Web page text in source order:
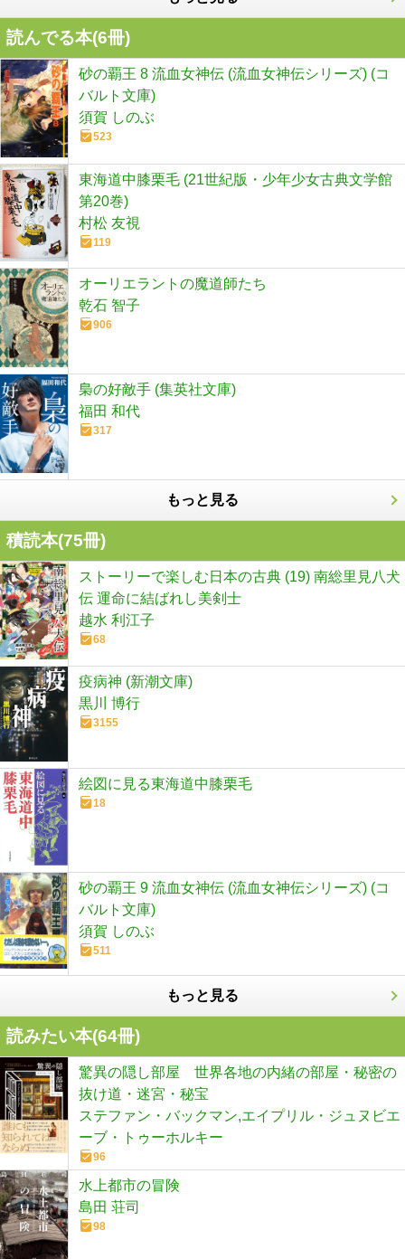
読んでる本(6冊)
砂の覇王 8 流血女神伝 (流血女神伝シリーズ) (コ
バルト文庫)
須賀 しのぶ
523
東海道中膝栗毛 (21世紀版・少年少女古典文学館
第20巻)
村松 友視
119
オーリエラントの魔道師たち
乾石 智子
906
梟の好敵手 (集英社文庫)
福田 和代
317
もっと見る
積読本(75冊)
ストーリーで楽しむ日本の古典 (19) 南総里見八犬
伝 運命に結ばれし美剣士
越水 利江子
68
疫病神 (新潮文庫)
黒川 博行
3155
絵図に見る東海道中膝栗毛
18
砂の覇王 9 流血女神伝 (流血女神伝シリーズ) (コ
バルト文庫)
須賀 しのぶ
511
もっと見る
読みたい本(64冊)
驚異の隠し部屋 世界各地の内緒の部屋・秘密の
抜け道・迷宮・秘宝
ステファン・バックマン,エイプリル・ジュヌビエ
ーブ・トゥーホルキー
96
水上都市の冒険
島田 荘司
98